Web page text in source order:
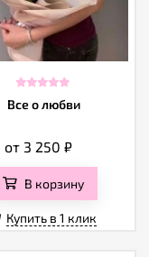
Все о любви
от 3 250 ₽
В корзину
Купить в 1 клик